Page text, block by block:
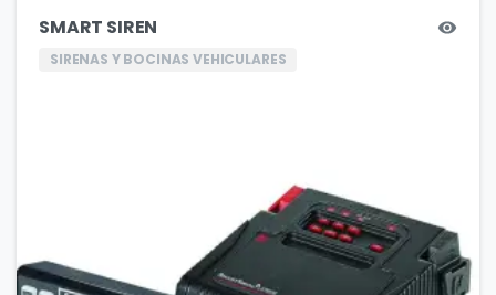
SMART SIREN
SIRENAS Y BOCINAS VEHICULARES